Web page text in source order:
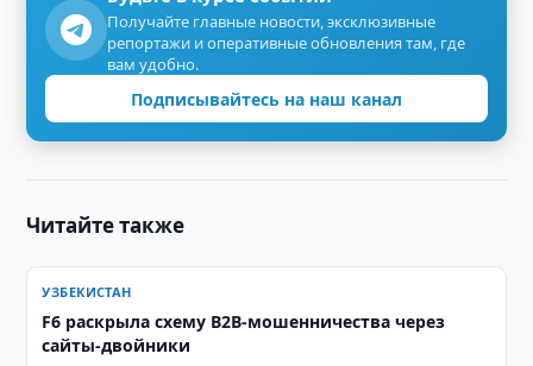
Получайте главные новости, эксклюзивные
репортажи и оперативные обновления там, где
вам удобно.
Подписывайтесь на наш канал
Читайте также
УЗБЕКИСТАН
F6 раскрыла схему B2B-мошенничества через
сайты-двойники